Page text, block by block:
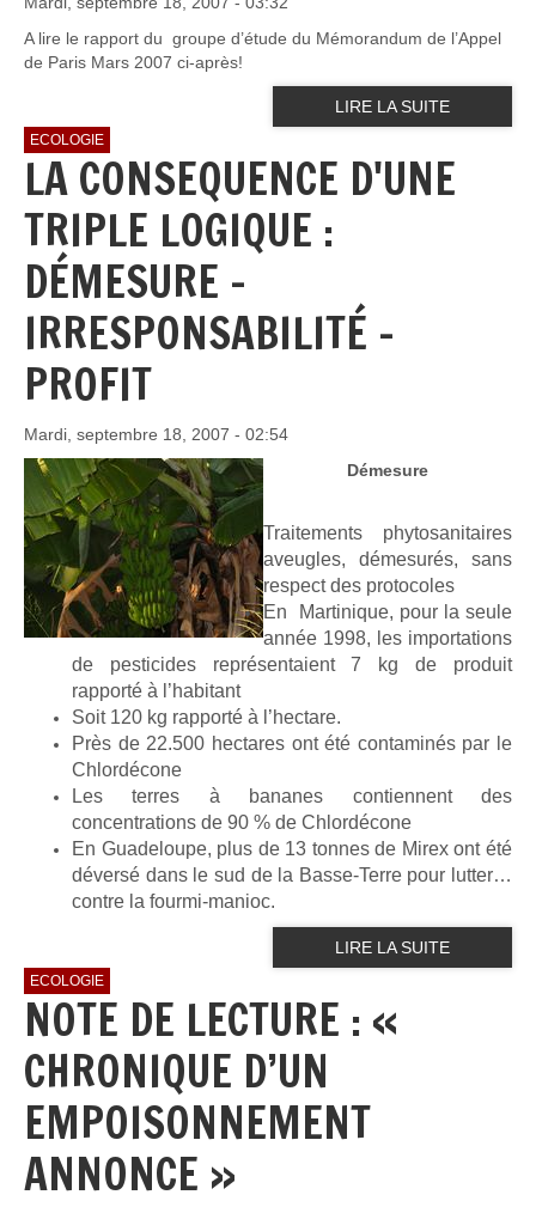
A lire le rapport du groupe d’étude du Mémorandum de l’Appel
de Paris Mars 2007 ci-après!
LIRE LA SUITE
ECOLOGIE
LA CONSEQUENCE D'UNE
TRIPLE LOGIQUE :
DÉMESURE –
IRRESPONSABILITÉ –
PROFIT
Mardi, septembre 18, 2007 - 02:54
Démesure
Traitements phytosanitaires
aveugles, démesurés, sans
respect des protocoles
En Martinique, pour la seule
année 1998, les importations
de pesticides représentaient 7 kg de produit
rapporté à l’habitant
Soit 120 kg rapporté à l’hectare.
Près de 22.500 hectares ont été contaminés par le
Chlordécone
Les terres à bananes contiennent des
concentrations de 90 % de Chlordécone
En Guadeloupe, plus de 13 tonnes de Mirex ont été
déversé dans le sud de la Basse-Terre pour lutter…
contre la fourmi-manioc.
LIRE LA SUITE
ECOLOGIE
NOTE DE LECTURE : «
CHRONIQUE D’UN
EMPOISONNEMENT
ANNONCE »